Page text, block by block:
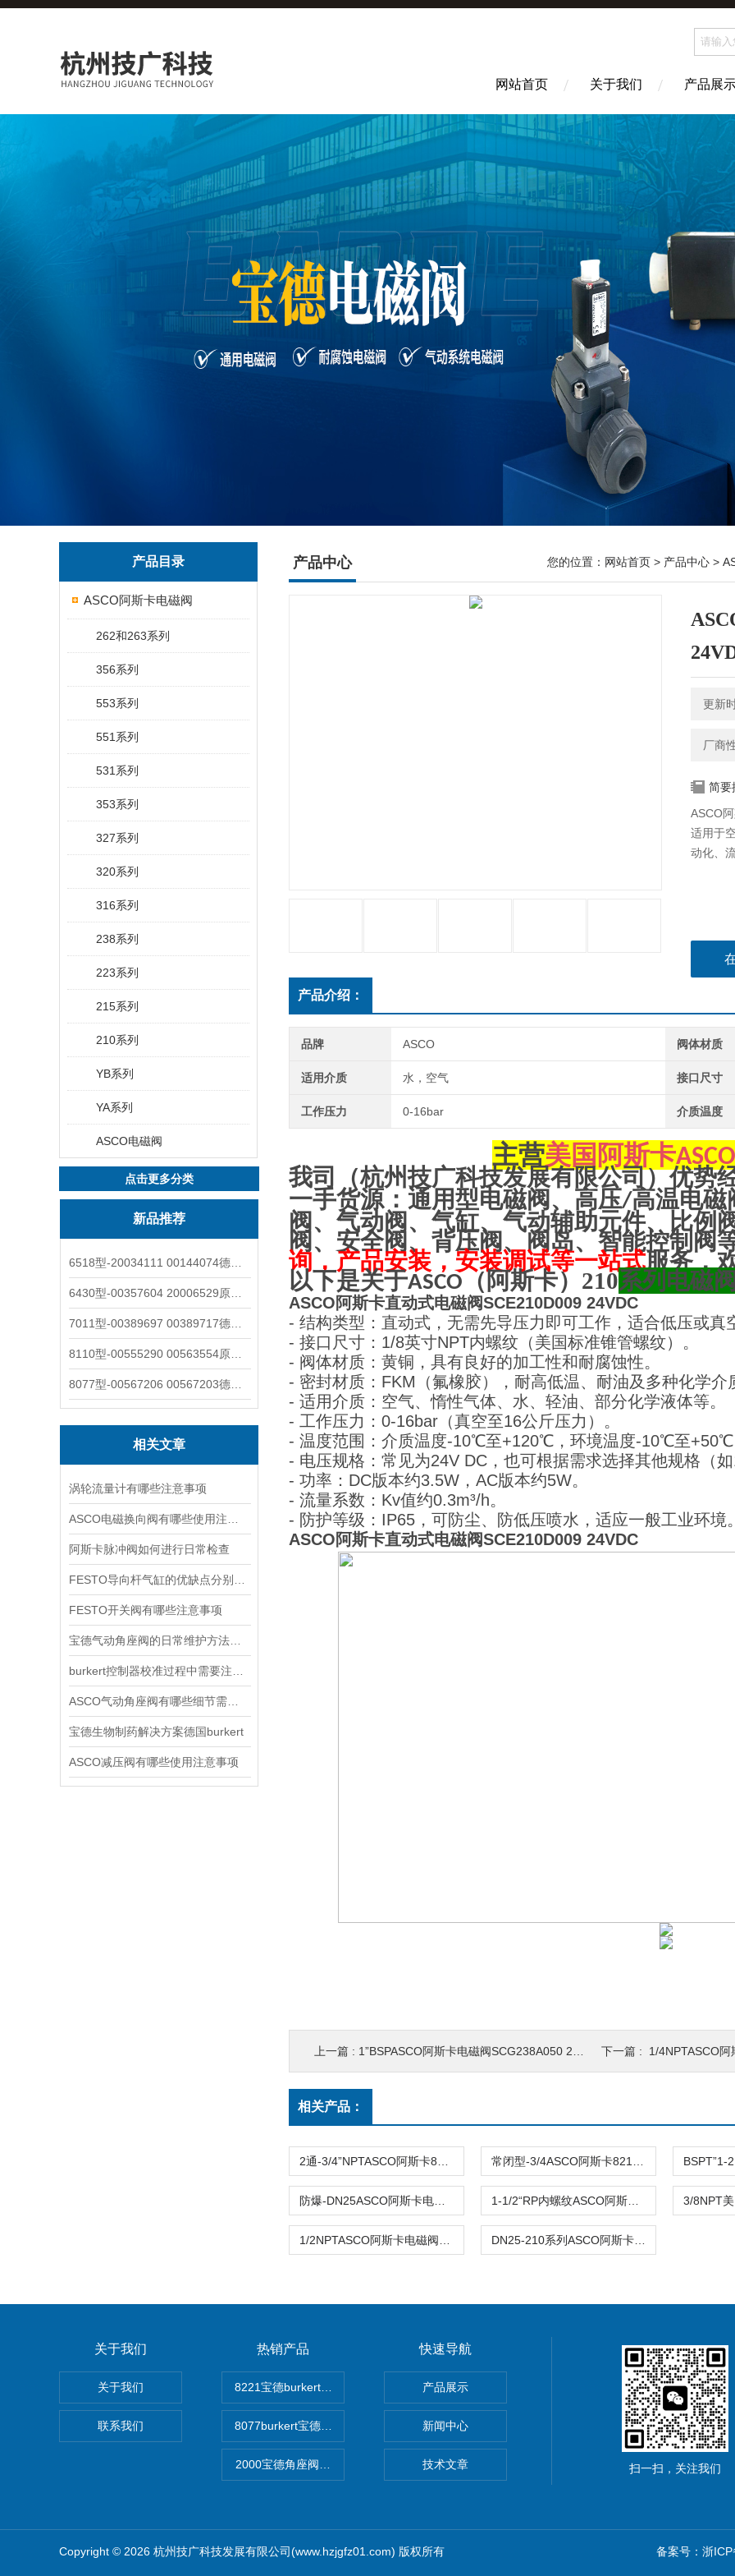
网站首页 关于我们 产品展
产品目录
ASCO阿斯卡电磁阀
262和263系列
356系列
553系列
551系列
531系列
353系列
327系列
320系列
316系列
238系列
223系列
215系列
210系列
YB系列
YA系列
ASCO电磁阀
点击更多分类
新品推荐
相关文章
涡轮流量计有哪些注意事项
阿斯卡脉冲阀如何进行日常检查
FESTO开关阀有哪些注意事项
宝德生物制药解决方案德国burkert
ASCO减压阀有哪些使用注意事项
产品中心 您的位置： 网站首页 > 产品中心 >
更新
厂商
简要
ASCO
适用于
动化、
产品介绍：
品牌 ASCO 阀体材质
适用介质 水，空气 接口尺寸
工作压力 0-16bar 介质温度
主营美国阿斯卡ASCO
我司（杭州技广科技发展有限公司）优势
一手货源：通用型电磁阀、高压/高温电磁
阀、气动阀、气缸、气动辅助元件、比例
阀、安全阀、背压阀、阀岛、智能控制阀
询，产品安装，安装调试等一站式服务，
以下是关于ASCO（阿斯卡）210系列电磁
ASCO阿斯卡直动式电磁阀SCE210D009 24VDC
- 结构类型：直动式，无需先导压力即可工作，适合低压或真
- 接口尺寸：1/8英寸NPT内螺纹（美国标准锥管螺纹）。
- 阀体材质：黄铜，具有良好的加工性和耐腐蚀性。
- 密封材质：FKM（氟橡胶），耐高低温、耐油及多种化学介
- 适用介质：空气、惰性气体、水、轻油、部分化学液体等。
- 工作压力：0-16bar（真空至16公斤压力）。
- 温度范围：介质温度-10℃至+120℃，环境温度-10℃至
- 电压规格：常见为24V DC，也可根据需求选择其他规格（
- 功率：DC版本约3.5W，AC版本约5W。
- 流量系数：Kv值约0.3m³/h。
- 防护等级：IP65，可防尘、防低压喷水，适应一般工业环境
ASCO阿斯卡直动式电磁阀SCE210D009 24VDC
上一篇 : 1”BSPASCO阿斯卡电磁阀SCG238A050 230V\24v 常闭 下一篇 : 1/4NPTASCO阿斯卡
相关产品：
关于我们
关于我们
联系我们
热销产品
8221宝德burkert电导率探头卫生级电导传感器
8077burkert宝德椭圆齿轮脉冲流量计高黏度液体
2000宝德角座阀德国宝帝burkert气动阀
快速导航
产品展示
新闻中心
技术文章 扫一扫，关注我们
Copyright © 2026 杭州技广科技发展有限公司(www.hzjgfz01.com) 版权所有 备案号：浙